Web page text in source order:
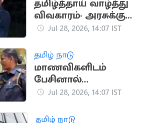
தமிழ்த்தாய் வாழ்த்து
விவகாரம்- அரசுக்கு
சீமான் கேள்வி
Jul 28, 2026, 14:07 IST
தமிழ் நாடு
மாணவிகளிடம்
பேசினால்
போக்ஸோ..?
நீக்கம்
Jul 28, 2026, 14:07 IST
தமிழ் நாடு